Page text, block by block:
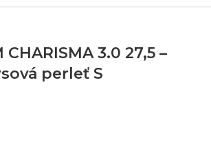
3.0 27,5 –
perleť S